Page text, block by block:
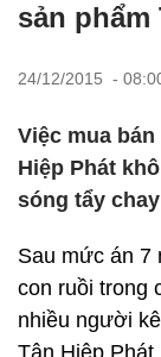
sản phẩm
24/12/2015 -
Việc mua
Hiệp Phát
sóng tẩy
Sau mức án 7
con ruồi trong
nhiều người
Tân Hiệp